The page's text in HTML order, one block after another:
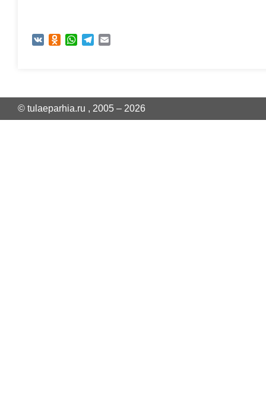
VK Odnoklassniki
WhatsAppTelegram
© tulaeparhia.ru , 2005 – 2026